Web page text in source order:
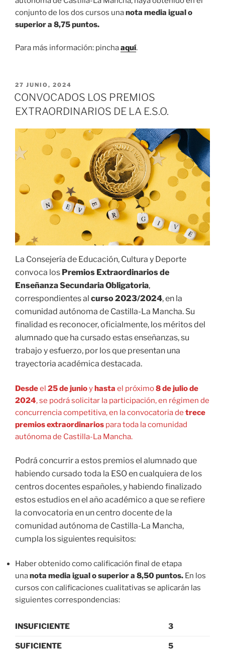
conjunto de los dos cursos unanota media igual o
superior a 8,75 puntos.
Para más información: pinchaaquí.
PUBLICADO
EL
27 JUNIO, 2024
CONVOCADOS LOS PREMIOS
EXTRAORDINARIOS DE LA E.S.O.
La Consejería de Educación, Cultura y Deporte
convoca los Premios Extraordinarios de
Enseñanza Secundaria Obligatoria,
correspondientes al curso 2023/2024, en la
comunidad autónoma de Castilla-La Mancha. Su
finalidad es reconocer, oficialmente, los méritos del
alumnado que ha cursado estas enseñanzas, su
trabajo y esfuerzo, por los que presentan una
trayectoria académica destacada.
Desdeel 25 de junioyhasta el próximo8 de julio de
2024, se podrá solicitar la participación, en régimen de
concurrencia competitiva, en la convocatoria de trece
premios extraordinarios para toda la comunidad
autónoma de Castilla-La Mancha.
Podrá concurrir a estos premios el alumnado que
habiendo cursado toda la ESO en cualquiera de los
centros docentes españoles, y habiendo finalizado
estos estudios en el año académico a que se refiere
la convocatoria en un centro docente de la
comunidad autónoma de Castilla-La Mancha,
cumpla los siguientes requisitos:
Haber obtenido como calificación final de etapa
unanota media igual o superior a 8,50 puntos. En los
cursos con calificaciones cualitativas se aplicarán las
siguientes correspondencias:
INSUFICIENTE 3
SUFICIENTE 5